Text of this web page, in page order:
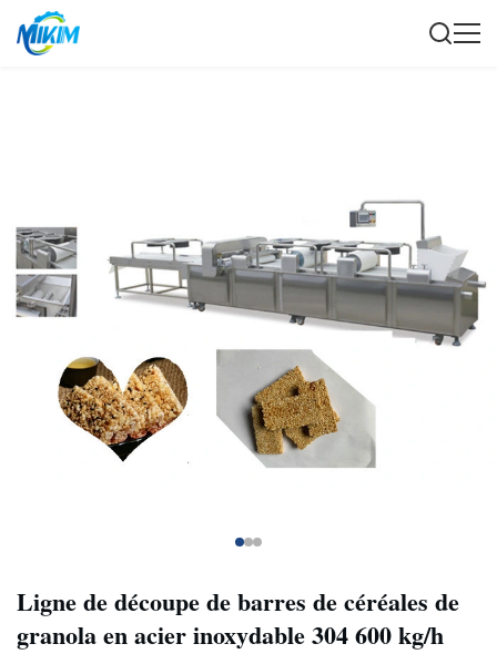
Ligne de découpe de barres de céréales de
granola en acier inoxydable 304 600 kg/h